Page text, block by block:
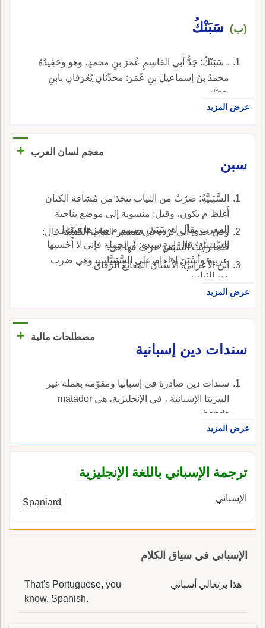
(ب) سَبَنْكُ
ـ سَبَنْكُ: جَدُّ أبي القاسِمِ عُمَرَ بنِ محمدٍ، وهو وحَفِيدُهُ
محمدُ بنُ إسماعيلَ بنِ عُمَرَ: محدِّثانِ يُعْرَفانِ بابنِ
سَبَنْكٍ.
عرض المزيد
معجم لسان العرب
+
سبن
السَّبَنِيَّةُ: ضرْبٌ من الثياب تتخذ من مُشاقة الكتان
أَغلظ م يكون، وقيل: منسوبة إلى موضع بناحية
المغرب يقال له سَبَنٌ، ومنهم م يهمزها فيقول
السَّبَنِيئة؛ قال ابن سيده: وبالجملة فإِني لا أَحْسبها
عربية وأَسْبَنَ إذا دام على السَّبَنِيَّات، وهي ضرب
من الثياب.
وفي حدي أَبي بُرْدة في تفسير الثياب القَسِّيَّة قال:
فلما رأَيتُ السَّبَنيَّ عرف أَنها هي.
ابن الأَعرابي: الأَسْبَانُ المَقانِعُ الرِّقاقُ.
عرض المزيد
مصطلحات مالية
+
سندات دين إسبانية
سندات دين صادرة في إسبانيا ومقوّمة بعملة غير
البيزيتا الإسبانية ، في الإنجليزية، هي matador
bonds.
عرض المزيد
ترجمة الإسباني باللغة الإنجليزية
الإسباني Spaniard
الإسباني في سياق الكلام
هذا برتغالي أسباني
That's Portuguese, you
know. Spanish.